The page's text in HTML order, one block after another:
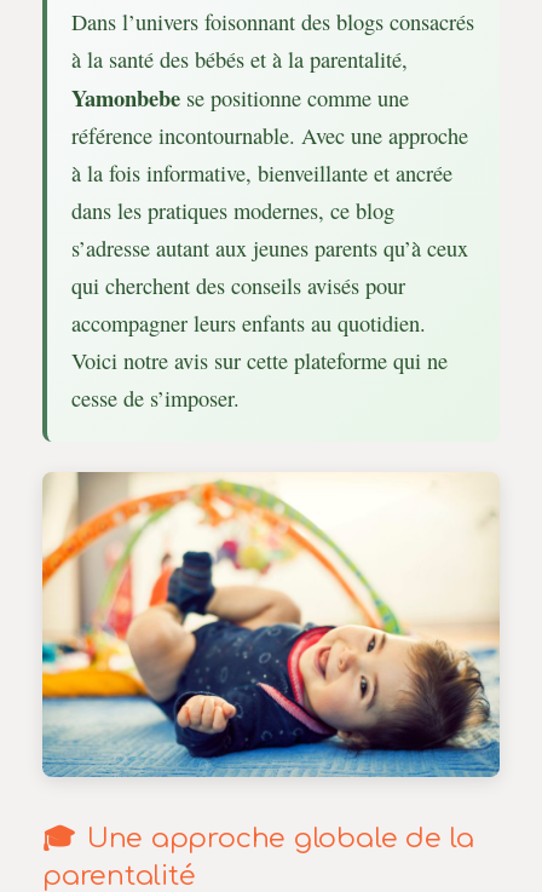
Dans l’univers foisonnant des blogs consacrés
à la santé des bébés et à la parentalité,
Yamonbebe se positionne comme une
référence incontournable. Avec une approche
à la fois informative, bienveillante et ancrée
dans les pratiques modernes, ce blog
s’adresse autant aux jeunes parents qu’à ceux
qui cherchent des conseils avisés pour
accompagner leurs enfants au quotidien.
Voici notre avis sur cette plateforme qui ne
cesse de s’imposer.
Une approche globale de la
parentalité